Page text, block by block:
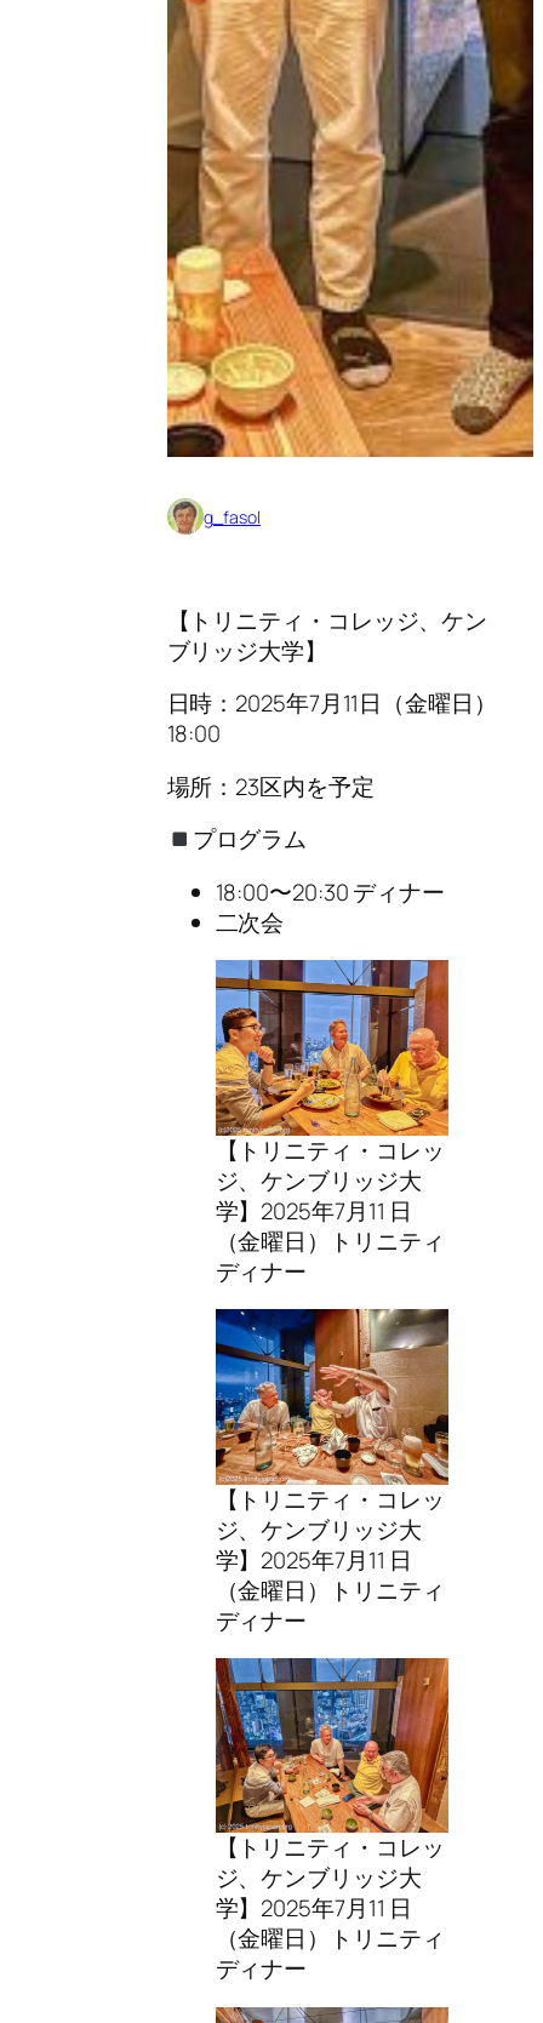
g_fasol
【トリニティ・コレッジ、ケン
ブリッジ大学】
日時：2025年7月11日（金曜日）
18:00
場所：23区内を予定
プログラム
18:00〜20:30 ディナー
二次会
【トリニティ・コレッ
ジ、ケンブリッジ大
学】2025年7月11 日
（金曜日）トリニティ
ディナー
【トリニティ・コレッ
ジ、ケンブリッジ大
学】2025年7月11 日
（金曜日）トリニティ
ディナー
【トリニティ・コレッ
ジ、ケンブリッジ大
学】2025年7月11 日
（金曜日）トリニティ
ディナー